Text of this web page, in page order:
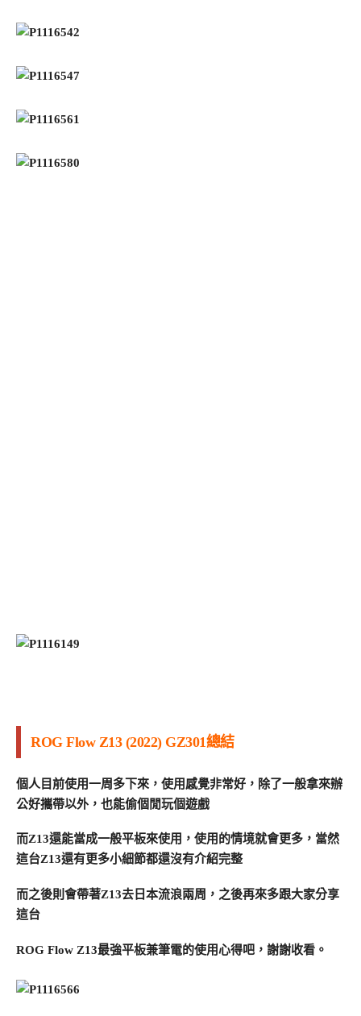
ROG Flow Z13 (2022) GZ301總結
個人目前使用一周多下來，使用感覺非常好，除了一般拿來辦
公好攜帶以外，也能偷個閒玩個遊戲
而Z13還能當成一般平板來使用，使用的情境就會更多，當然
這台Z13還有更多小細節都還沒有介紹完整
而之後則會帶著Z13去日本流浪兩周，之後再來多跟大家分享
這台
ROG Flow Z13最強平板兼筆電的使用心得吧，謝謝收看。